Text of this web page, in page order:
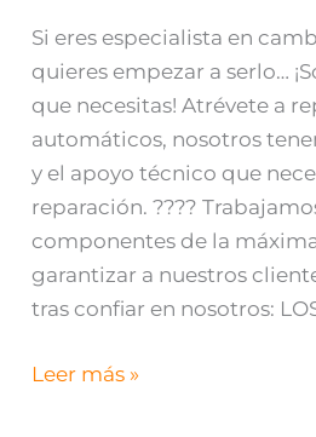
Si eres especialista en
quieres empezar a serlo…
que necesitas! Atrévete a
automáticos, nosotros
y el apoyo técnico que
reparación. ????
componentes de la
garantizar a nuestros
tras confiar en nosotros:
Leer más »